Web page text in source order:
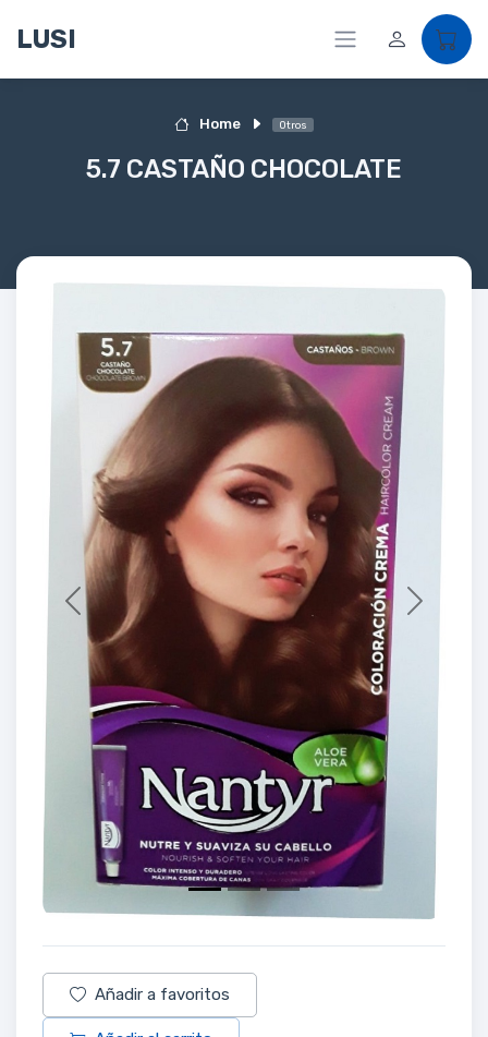
LUSI
Home Otros
5.7 CASTAÑO CHOCOLATE
Previous Next
Añadir a favoritos